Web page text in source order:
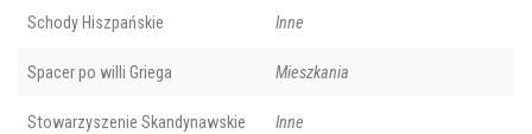
Schody Hiszpańskie Inne
Spacer po willi Griega Mieszkania
Stowarzyszenie Skandynawskie Inne